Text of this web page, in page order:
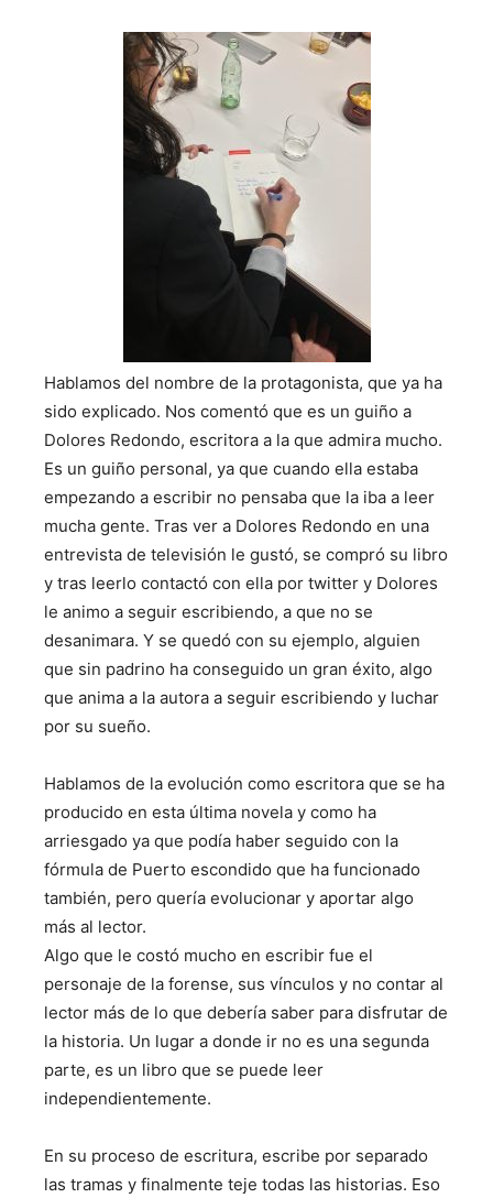
Hablamos del nombre de la protagonista, que ya ha
sido explicado. Nos comentó que es un guiño a
Dolores Redondo, escritora a la que admira mucho.
Es un guiño personal, ya que cuando ella estaba
empezando a escribir no pensaba que la iba a leer
mucha gente. Tras ver a Dolores Redondo en una
entrevista de televisión le gustó, se compró su libro
y tras leerlo contactó con ella por twitter y Dolores
le animo a seguir escribiendo, a que no se
desanimara. Y se quedó con su ejemplo, alguien
que sin padrino ha conseguido un gran éxito, algo
que anima a la autora a seguir escribiendo y luchar
por su sueño.
Hablamos de la evolución como escritora que se ha
producido en esta última novela y como ha
arriesgado ya que podía haber seguido con la
fórmula de Puerto escondido que ha funcionado
también, pero quería evolucionar y aportar algo
más al lector.
Algo que le costó mucho en escribir fue el
personaje de la forense, sus vínculos y no contar al
lector más de lo que debería saber para disfrutar de
la historia. Un lugar a donde ir no es una segunda
parte, es un libro que se puede leer
independientemente.
En su proceso de escritura, escribe por separado
las tramas y finalmente teje todas las historias. Eso